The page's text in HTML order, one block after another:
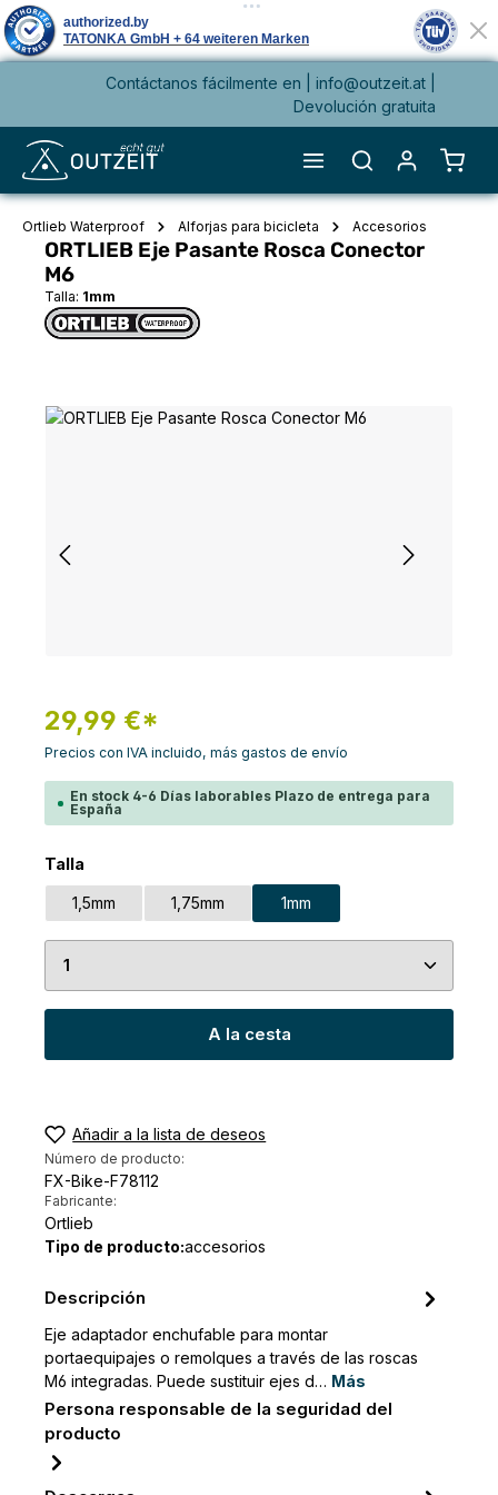
principalContáctanos fácilmente en | info@outzeit.at
Devolución gratuita
El
Ortlieb Waterproof Alforjas para bicicleta Accesorios
ORTLIEB Eje Pasante Rosca Conector
M6
Talla: 1mm
Omitir galería de imágenes
29,99 €*
Precios con IVA incluido, más gastos de envío
En stock 4-6 Días laborables Plazo de entrega para
España
Seleccione
Talla
1,5mm 1,75mm 1mm
Cantidad del producto: introduce la cantidad
A la cesta
Añadir a la lista de deseos
Número de producto:
FX-Bike-F78112
Fabricante:
Ortlieb
Tipo de producto:accesorios
Descripción
Eje adaptador enchufable para montar
portaequipajes o remolques a través de las roscas
M6 integradas. Puede sustituir ejes d… Más
Persona responsable de la seguridad del
producto